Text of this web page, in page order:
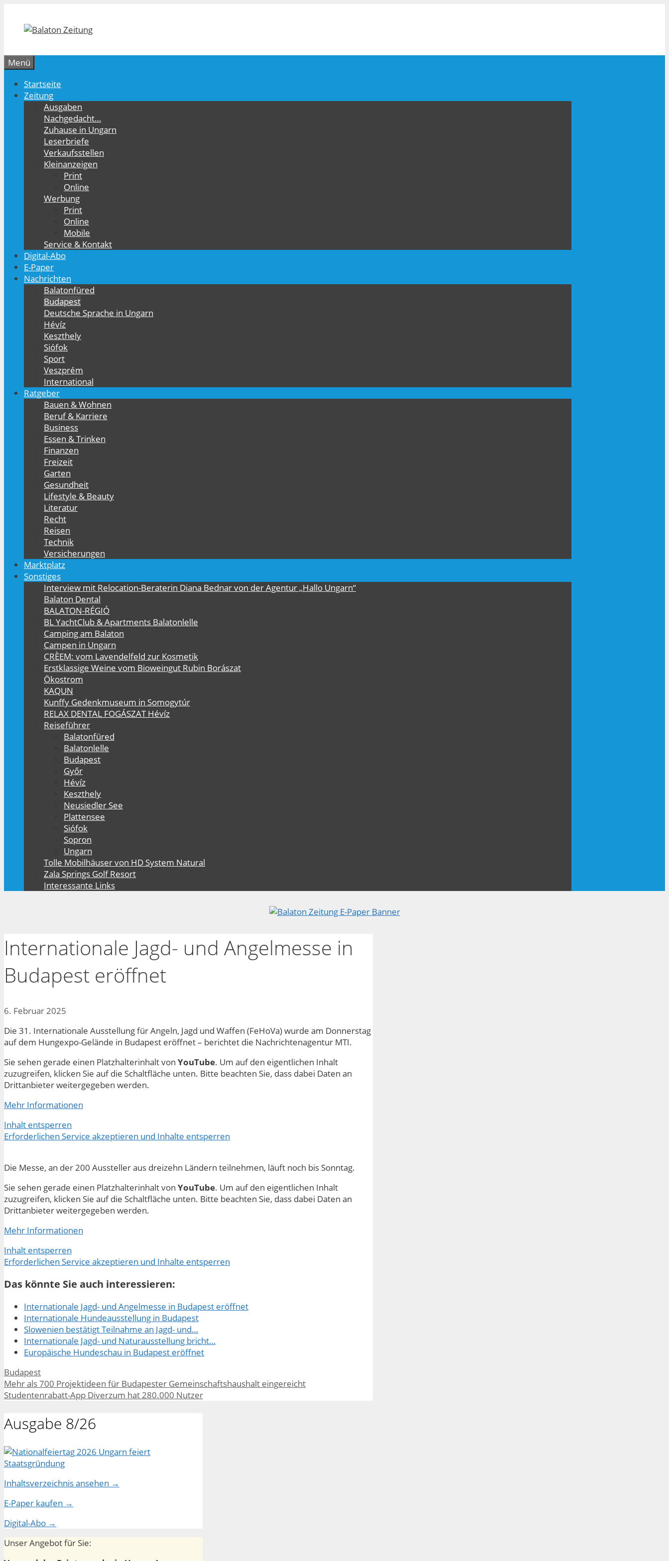
springen
Menü
Startseite
Zeitung
Ausgaben
Nachgedacht…
Zuhause in Ungarn
Leserbriefe
Verkaufsstellen
Kleinanzeigen
Print
Online
Werbung
Print
Online
Mobile
Service & Kontakt
Digital-Abo
E-Paper
Nachrichten
Balatonfüred
Budapest
Deutsche Sprache in Ungarn
Hévíz
Keszthely
Siófok
Sport
Veszprém
International
Ratgeber
Bauen & Wohnen
Beruf & Karriere
Business
Essen & Trinken
Finanzen
Freizeit
Garten
Gesundheit
Lifestyle & Beauty
Literatur
Recht
Reisen
Technik
Versicherungen
Marktplatz
Sonstiges
Interview mit Relocation-Beraterin Diana Bednar von der Agentur „Hallo Ungarn“
Balaton Dental
BALATON-RÉGIÓ
BL YachtClub & Apartments Balatonlelle
Camping am Balaton
Campen in Ungarn
CRÈEM: vom Lavendelfeld zur Kosmetik
Erstklassige Weine vom Bioweingut Rubin Borászat
Ökostrom
KAQUN
Kunffy Gedenkmuseum in Somogytúr
RELAX DENTAL FOGÁSZAT Hévíz
Reiseführer
Balatonfüred
Balatonlelle
Budapest
Győr
Hévíz
Keszthely
Neusiedler See
Plattensee
Siófok
Sopron
Ungarn
Tolle Mobilhäuser von HD System Natural
Zala Springs Golf Resort
Interessante Links
Internationale Jagd- und Angelmesse in
Budapest eröffnet
6. Februar 2025
Die 31. Internationale Ausstellung für Angeln, Jagd und Waffen (FeHoVa) wurde am Donnerstag
auf dem Hungexpo-Gelände in Budapest eröffnet – berichtet die Nachrichtenagentur MTI.
Sie sehen gerade einen Platzhalterinhalt von YouTube. Um auf den eigentlichen Inhalt
zuzugreifen, klicken Sie auf die Schaltfläche unten. Bitte beachten Sie, dass dabei Daten an
Drittanbieter weitergegeben werden.
Mehr Informationen
Inhalt entsperren
Erforderlichen Service akzeptieren und Inhalte entsperren
Die Messe, an der 200 Aussteller aus dreizehn Ländern teilnehmen, läuft noch bis Sonntag.
Sie sehen gerade einen Platzhalterinhalt von YouTube. Um auf den eigentlichen Inhalt
zuzugreifen, klicken Sie auf die Schaltfläche unten. Bitte beachten Sie, dass dabei Daten an
Drittanbieter weitergegeben werden.
Mehr Informationen
Inhalt entsperren
Erforderlichen Service akzeptieren und Inhalte entsperren
Das könnte Sie auch interessieren:
Internationale Jagd- und Angelmesse in Budapest eröffnet
Internationale Hundeausstellung in Budapest
Slowenien bestätigt Teilnahme an Jagd- und…
Internationale Jagd- und Naturausstellung bricht…
Europäische Hundeschau in Budapest eröffnet
Kategorien
Budapest
Mehr als 700 Projektideen für Budapester Gemeinschaftshaushalt eingereicht
Studentenrabatt-App Diverzum hat 280.000 Nutzer
Ausgabe 8/26
Inhaltsverzeichnis ansehen →
E-Paper kaufen →
Digital-Abo →
Unser Angebot für Sie: